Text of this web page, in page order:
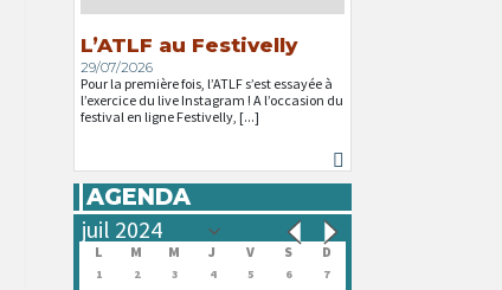
L’ATLF au Festivelly
29/07/2026
Pour la première fois, l’ATLF s’est essayée à
l’exercice du live Instagram ! A l’occasion du
festival en ligne Festivelly, [...]
AGENDA
L M M J V S D
1 2 3 4 5 6
7